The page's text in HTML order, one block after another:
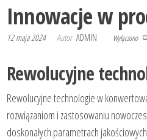
Innowacje w
12 maja 2024 Autor ADMIN Wyłączono
Rewolucyjne
Rewolucyjne technologie w
rozwiązaniom i zastosowaniu
doskonałych parametrach